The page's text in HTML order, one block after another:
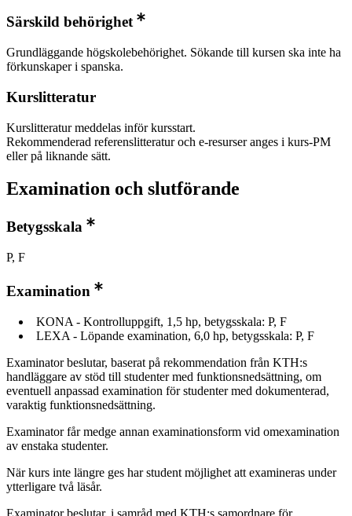
Särskild behörighet
Grundläggande högskolebehörighet. Sökande till kursen ska inte ha
förkunskaper i spanska.
Kurslitteratur
Kurslitteratur meddelas inför kursstart.
Rekommenderad referenslitteratur och e-resurser anges i kurs-PM
eller på liknande sätt.
Examination och slutförande
Betygsskala
P, F
Examination
KONA - Kontrolluppgift, 1,5 hp, betygsskala: P, F
LEXA - Löpande examination, 6,0 hp, betygsskala: P, F
Examinator beslutar, baserat på rekommendation från KTH:s
handläggare av stöd till studenter med funktionsnedsättning, om
eventuell anpassad examination för studenter med dokumenterad,
varaktig funktionsnedsättning.
Examinator får medge annan examinationsform vid omexamination
av enstaka studenter.
När kurs inte längre ges har student möjlighet att examineras under
ytterligare två läsår.
Examinator beslutar, i samråd med KTH:s samordnare för